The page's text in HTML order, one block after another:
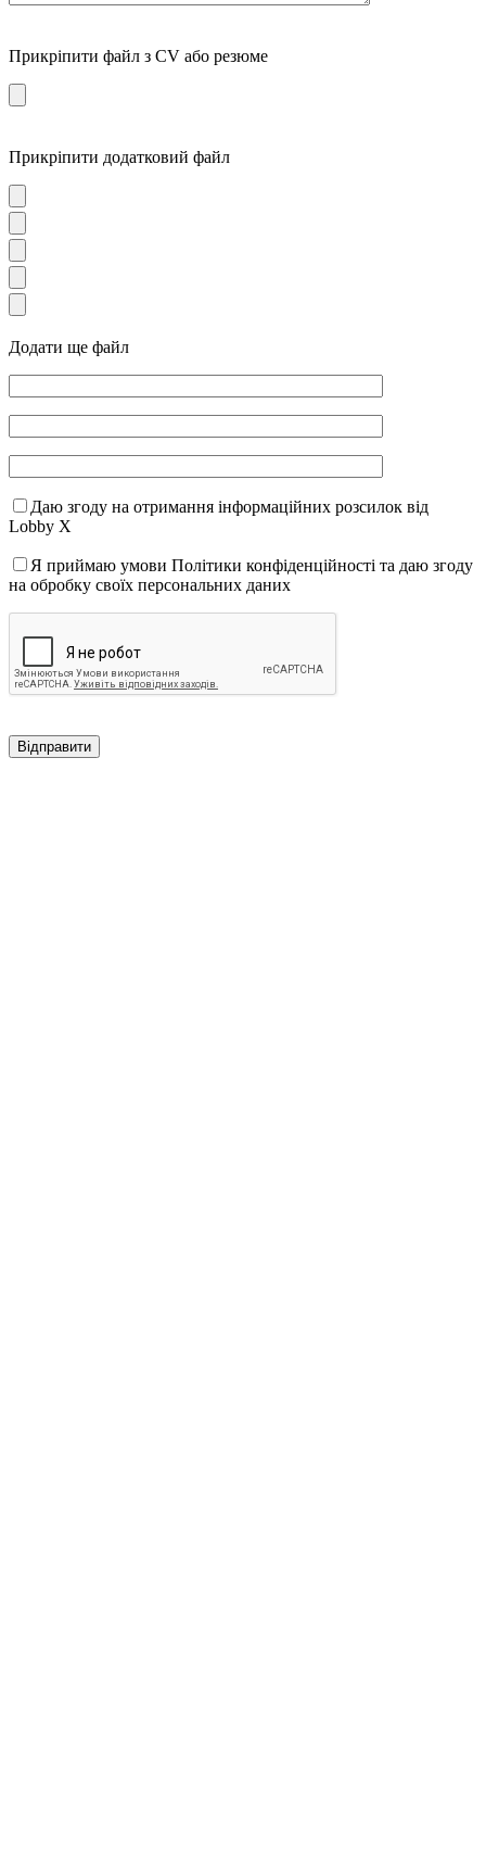
Прикріпити файл з CV або резюме
Прикріпити додатковий файл
Додати ще файл
Даю згоду на отримання інформаційних розсилок від
Lobby X
Я приймаю умови Політики конфіденційності та даю згоду
на обробку своїх персональних даних